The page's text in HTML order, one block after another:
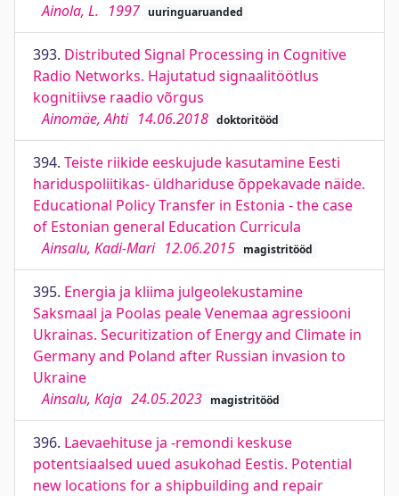
Ainola, L. 1997 uuringuaruanded
393. Distributed Signal Processing in Cognitive
Radio Networks. Hajutatud signaalitöötlus
kognitiivse raadio võrgus
Ainomäe, Ahti 14.06.2018 doktoritööd
394. Teiste riikide eeskujude kasutamine Eesti
hariduspoliitikas- üldhariduse õppekavade näide.
Educational Policy Transfer in Estonia - the case
of Estonian general Education Curricula
Ainsalu, Kadi-Mari 12.06.2015 magistritööd
395. Energia ja kliima julgeolekustamine
Saksmaal ja Poolas peale Venemaa agressiooni
Ukrainas. Securitization of Energy and Climate in
Germany and Poland after Russian invasion to
Ukraine
Ainsalu, Kaja 24.05.2023 magistritööd
396. Laevaehituse ja -remondi keskuse
potentsiaalsed uued asukohad Eestis. Potential
new locations for a shipbuilding and repair